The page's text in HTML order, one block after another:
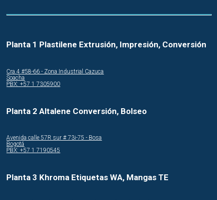
Planta 1 Plastilene Extrusión, Impresión, Conversión
Cra.4 #58-66 - Zona Industrial Cazuca
Soacha
PBX: +57 1 7305900
Planta 2 Altalene Conversión, Bolseo
Avenida calle 57R sur # 73i-75 - Bosa
Bogotá
PBX: +57 1 7190545
Planta 3 Khroma Etiquetas WA, Mangas TE